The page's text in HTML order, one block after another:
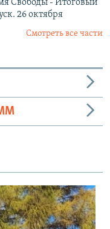
Свободы - Итоговый
26 октября
Смотреть все части